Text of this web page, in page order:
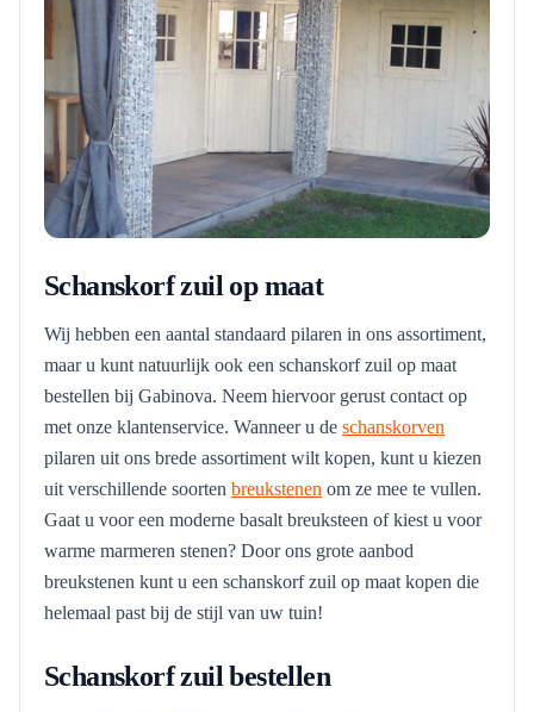
Schanskorf zuil op maat
Wij hebben een aantal standaard pilaren in ons assortiment,
maar u kunt natuurlijk ook een schanskorf zuil op maat
bestellen bij Gabinova. Neem hiervoor gerust contact op
met onze klantenservice. Wanneer u de schanskorven
pilaren uit ons brede assortiment wilt kopen, kunt u kiezen
uit verschillende soorten breukstenen om ze mee te vullen.
Gaat u voor een moderne basalt breuksteen of kiest u voor
warme marmeren stenen? Door ons grote aanbod
breukstenen kunt u een schanskorf zuil op maat kopen die
helemaal past bij de stijl van uw tuin!
Schanskorf zuil bestellen